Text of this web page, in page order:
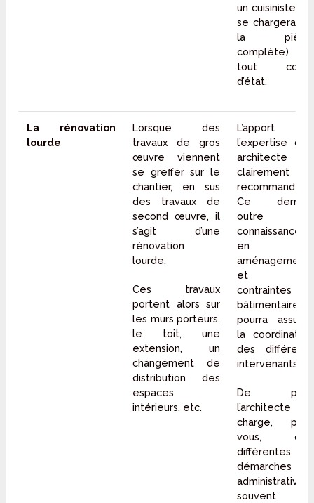
un cuisiniste qui
se chargera de
la pièce
complète) ou
tout corps
d’état.
La rénovation
lourde
Lorsque des
travaux de gros
œuvre viennent
se greffer sur le
chantier, en sus
des travaux de
second œuvre, il
s’agit d’une
rénovation
lourde.
Ces travaux
portent alors sur
les murs porteurs,
le toit, une
extension, un
changement de
distribution des
espaces
intérieurs, etc.
L’apport de
l’expertise d’un
architecte est
clairement
recommandé.
Ce dernier,
outre ses
connaissances
en
aménagement
et en
contraintes
bâtimentaires,
pourra assurer
la coordination
des différents
intervenants.
De plus,
l’architecte se
charge, pour
vous, des
différentes
démarches
administratives,
souvent